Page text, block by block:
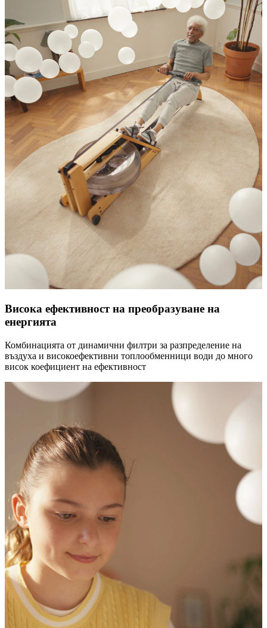
Висока ефективност на преобразуване на
енергията
Комбинацията от динамични филтри за разпределение на
въздуха и високоефективни топлообменници води до много
висок коефициент на ефективност